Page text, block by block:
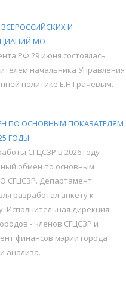
И
МО
РФ 29 июня состоялась
начальника Управления
политике Е.Н.Грачёвым.
ПО ОСНОВНЫМ ПОКАЗАТЕЛЯМ
ГОДЫ
СГЦСЗР в 2026 году
обмен по основным
СГЦСЗР. Департамент
разработал анкету к
Исполнительная дирекция
- членов СГЦСЗР и
финансов мэрии города
анализа.